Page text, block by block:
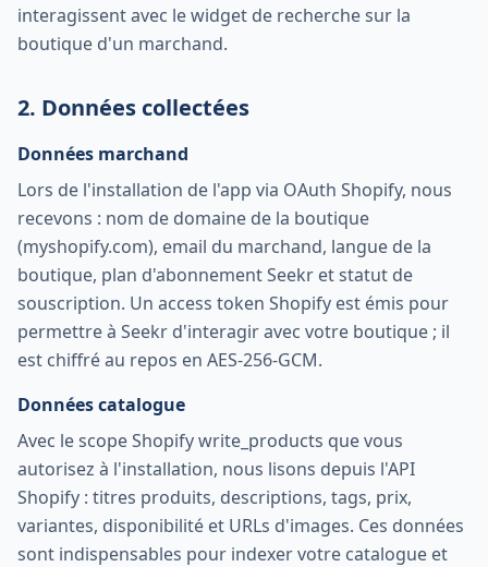
interagissent avec le widget de recherche sur la
boutique d'un marchand.
2. Données collectées
Données marchand
Lors de l'installation de l'app via OAuth Shopify, nous
recevons : nom de domaine de la boutique
(myshopify.com), email du marchand, langue de la
boutique, plan d'abonnement Seekr et statut de
souscription. Un access token Shopify est émis pour
permettre à Seekr d'interagir avec votre boutique ; il
est chiffré au repos en AES-256-GCM.
Données catalogue
Avec le scope Shopify write_products que vous
autorisez à l'installation, nous lisons depuis l'API
Shopify : titres produits, descriptions, tags, prix,
variantes, disponibilité et URLs d'images. Ces données
sont indispensables pour indexer votre catalogue et